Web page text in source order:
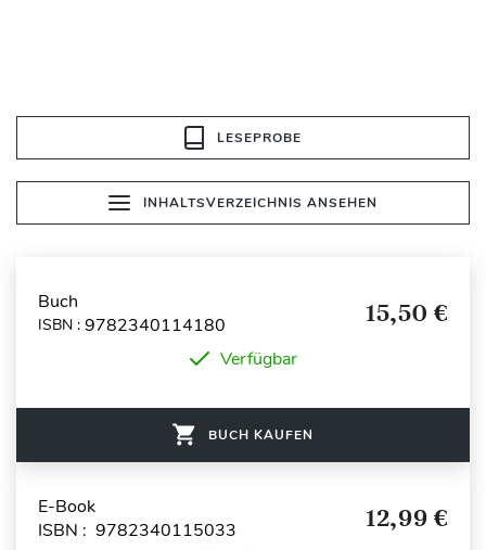
LESEPROBE
INHALTSVERZEICHNIS ANSEHEN
Buch
ISBN : 9782340114180 15,50 €
Verfügbar
BUCH KAUFEN
E-Book
ISBN : 9782340115033
12,99 €